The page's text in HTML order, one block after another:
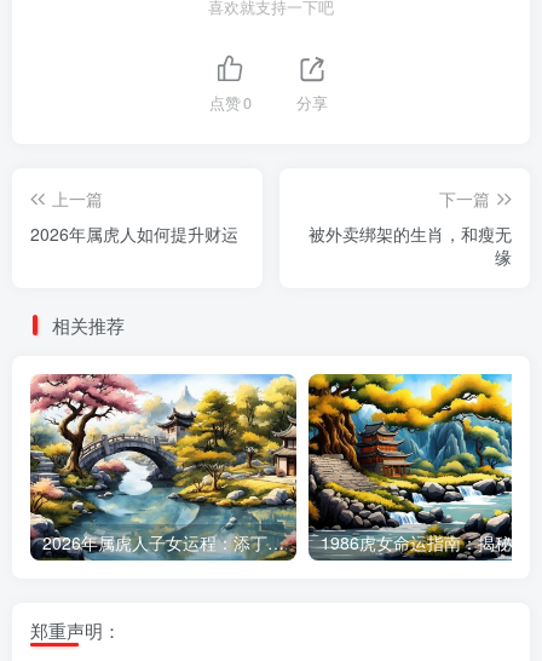
喜欢就支持一下吧
点赞0 分享
上一篇
2026年属虎人如何提升财运
下一篇
被外卖绑架的生肖，和瘦无
缘
相关推荐
2026年属虎人子女运程：添丁之喜何时降临
郑重声明：